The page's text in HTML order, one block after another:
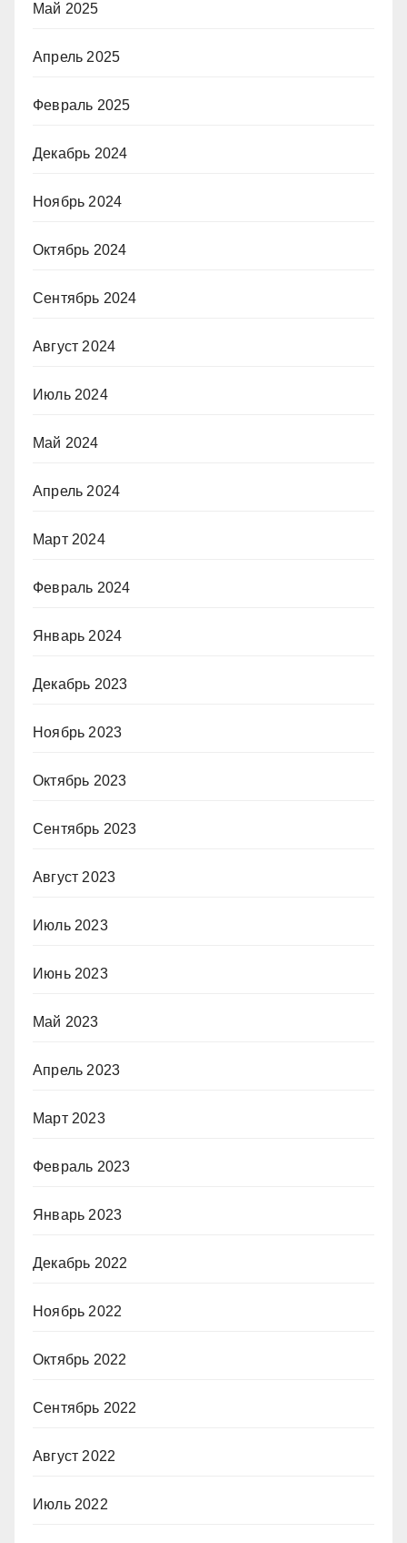
Май 2025
Апрель 2025
Февраль 2025
Декабрь 2024
Ноябрь 2024
Октябрь 2024
Сентябрь 2024
Август 2024
Июль 2024
Май 2024
Апрель 2024
Март 2024
Февраль 2024
Январь 2024
Декабрь 2023
Ноябрь 2023
Октябрь 2023
Сентябрь 2023
Август 2023
Июль 2023
Июнь 2023
Май 2023
Апрель 2023
Март 2023
Февраль 2023
Январь 2023
Декабрь 2022
Ноябрь 2022
Октябрь 2022
Сентябрь 2022
Август 2022
Июль 2022